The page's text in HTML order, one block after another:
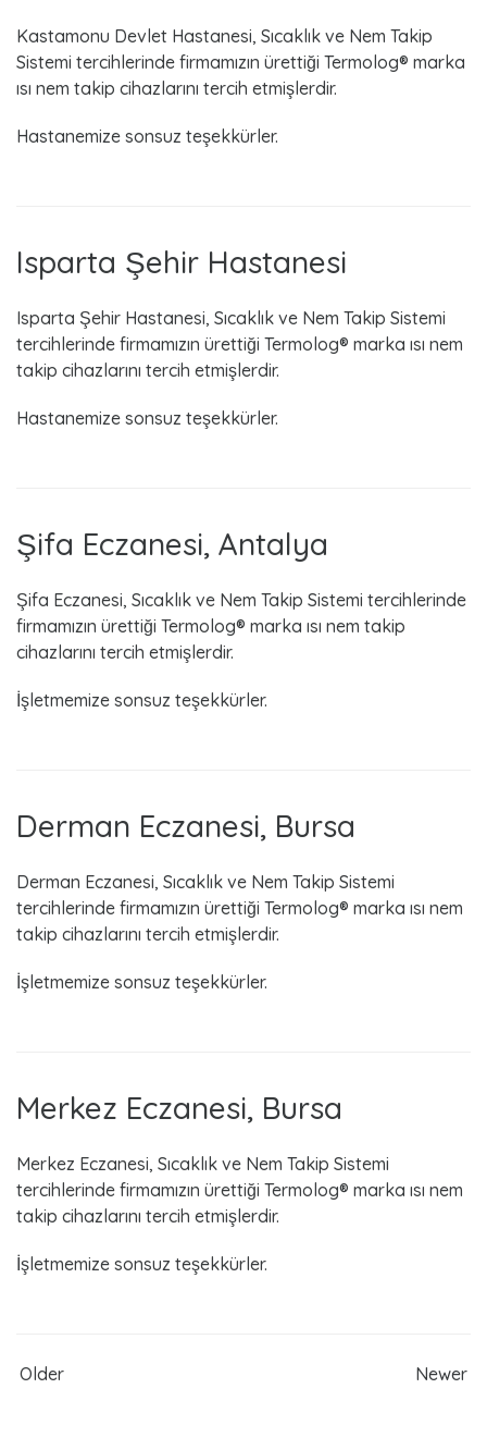
Kastamonu Devlet Hastanesi, Sıcaklık ve Nem Takip
Sistemi tercihlerinde firmamızın ürettiği Termolog® marka
ısı nem takip cihazlarını tercih etmişlerdir.
Hastanemize sonsuz teşekkürler.
Isparta Şehir Hastanesi
Isparta Şehir Hastanesi, Sıcaklık ve Nem Takip Sistemi
tercihlerinde firmamızın ürettiği Termolog® marka ısı nem
takip cihazlarını tercih etmişlerdir.
Hastanemize sonsuz teşekkürler.
Şifa Eczanesi, Antalya
Şifa Eczanesi, Sıcaklık ve Nem Takip Sistemi tercihlerinde
firmamızın ürettiği Termolog® marka ısı nem takip
cihazlarını tercih etmişlerdir.
İşletmemize sonsuz teşekkürler.
Derman Eczanesi, Bursa
Derman Eczanesi, Sıcaklık ve Nem Takip Sistemi
tercihlerinde firmamızın ürettiği Termolog® marka ısı nem
takip cihazlarını tercih etmişlerdir.
İşletmemize sonsuz teşekkürler.
Merkez Eczanesi, Bursa
Merkez Eczanesi, Sıcaklık ve Nem Takip Sistemi
tercihlerinde firmamızın ürettiği Termolog® marka ısı nem
takip cihazlarını tercih etmişlerdir.
İşletmemize sonsuz teşekkürler.
Older Newer